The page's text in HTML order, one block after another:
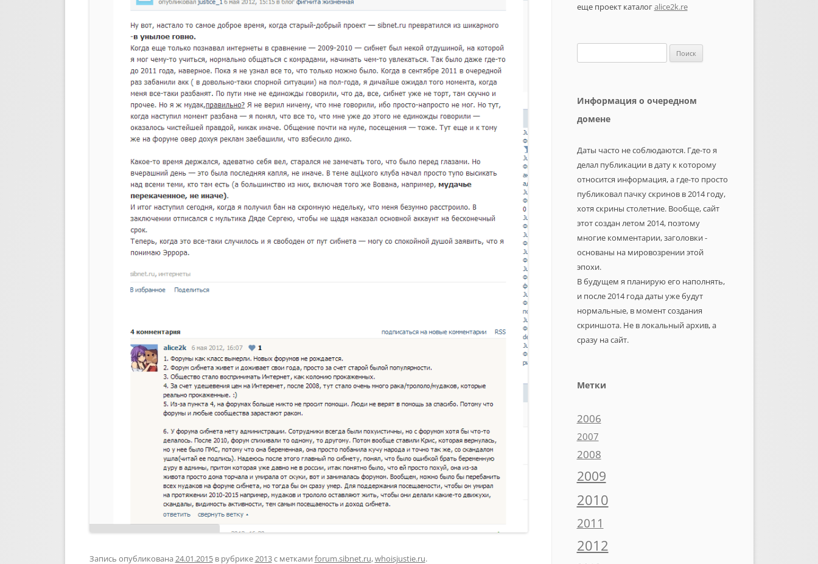
Запись опубликована 24.01.2015в рубрике2013с метками forum.sibnet.ru,whoisjustie.ru.
еще проект каталогalice2k.re
Информация о очередном
домене
Даты часто не соблюдаются. Где-то я
делал публикации в дату к которому
относится информация, а где-то просто
публиковал пачку скринов в 2014 году,
хотя скрины столетние. Вообще, сайт
этот создан летом 2014, поэтому
многие комментарии, заголовки -
основаны на мировозрении этой
эпохи.
В будущем я планирую его наполнять,
и после 2014 года даты уже будут
нормальные, в момент создания
скриншота. Не в локальный архив, а
сразу на сайт.
Метки
2006
2007
2008
2009
2010
2011
2012